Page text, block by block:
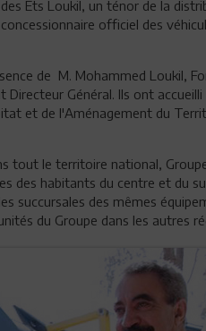
Ets Loukil, un ténor de la
officiel des
de M. Mohammed Loukil,
Général. Ils ont accueilli
et de l'Aménagement du
tout le territoire national,
des habitants du centre et du
succursales des mêmes
du Groupe dans les autres